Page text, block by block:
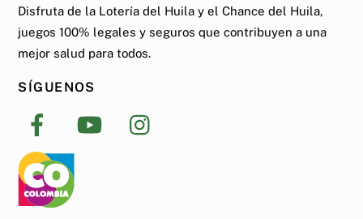
Disfruta de la Lotería del Huila y el Chance del Huila,
juegos 100% legales y seguros que contribuyen a una
mejor salud para todos.
SÍGUENOS